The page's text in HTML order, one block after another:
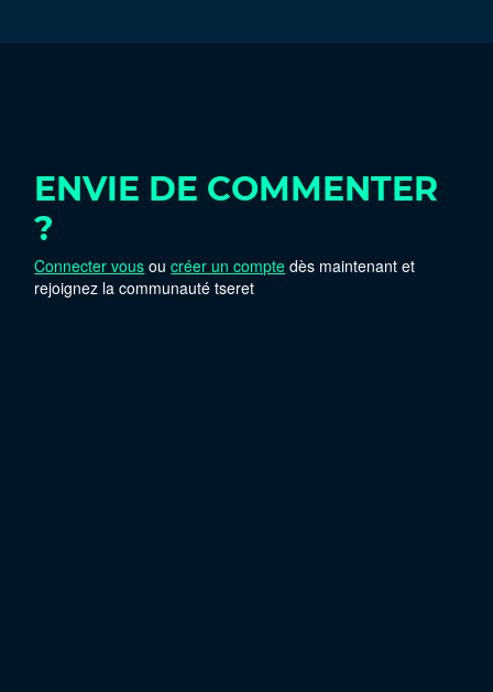
ENVIE DE COMMENTER
?
Connecter vous oucréer un compte dès maintenant et
rejoignez la communauté tseret